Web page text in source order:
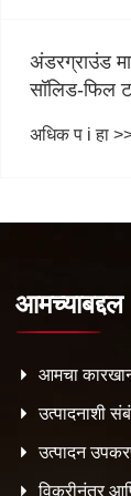
आधुनिक
अधिक प i हा
आमच्याबद्दल
आमचा
उत्पादनाशी
उत्पादन
विक्रीनंतर